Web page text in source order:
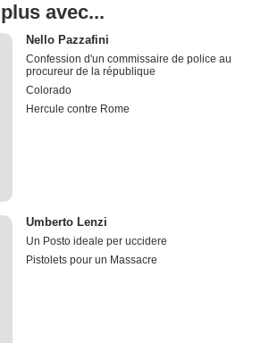
avec...
Nello Pazzafini
Confession d'un commissaire de police au
procureur de la république
Colorado
Hercule contre Rome
Umberto Lenzi
Un Posto ideale per uccidere
Pistolets pour un Massacre